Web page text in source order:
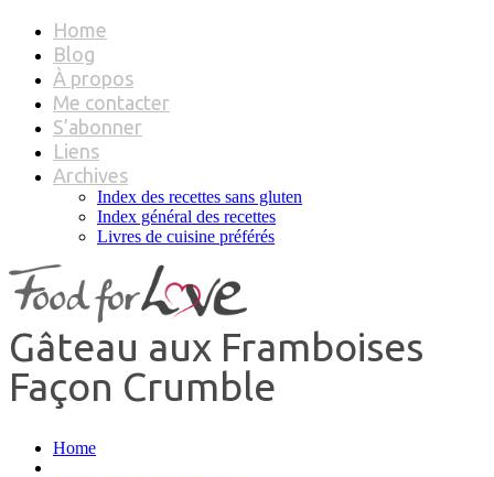
Home
Blog
À propos
Me contacter
S’abonner
Liens
Archives
Index des recettes sans gluten
Index général des recettes
Livres de cuisine préférés
Gâteau aux Framboises
Façon Crumble
Home